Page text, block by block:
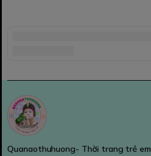
Quanaothuhuong- Thời trang trẻ em